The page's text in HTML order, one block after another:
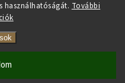
használhatóságát. További
. Minden jog fenntartva.